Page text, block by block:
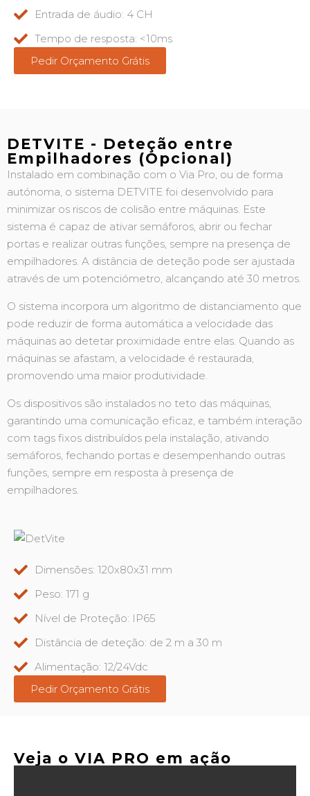
Entrada de áudio: 4 CH
Tempo de resposta: <10ms
Pedir Orçamento Grátis
DETVITE - Deteção entre
Empilhadores (Opcional)
Instalado em combinação com o Via Pro, ou de forma
autónoma, o sistema DETVITE foi desenvolvido para
minimizar os riscos de colisão entre máquinas. Este
sistema é capaz de ativar semáforos, abrir ou fechar
portas e realizar outras funções, sempre na presença de
empilhadores. A distância de deteção pode ser ajustada
através de um potenciómetro, alcançando até 30 metros.
O sistema incorpora um algoritmo de distanciamento que
pode reduzir de forma automática a velocidade das
máquinas ao detetar proximidade entre elas. Quando as
máquinas se afastam, a velocidade é restaurada,
promovendo uma maior produtividade.
Os dispositivos são instalados no teto das máquinas,
garantindo uma comunicação eficaz, e também interação
com tags fixos distribuídos pela instalação, ativando
semáforos, fechando portas e desempenhando outras
funções, sempre em resposta à presença de
empilhadores.
Dimensões: 120x80x31 mm
Peso: 171 g
Nível de Proteção: IP65
Distância de deteção: de 2 m a 30 m
Alimentação: 12/24Vdc
Pedir Orçamento Grátis
Veja o VIA PRO em ação